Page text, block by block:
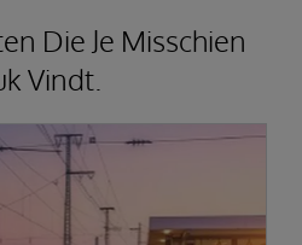
Die Je Misschien
Vindt.